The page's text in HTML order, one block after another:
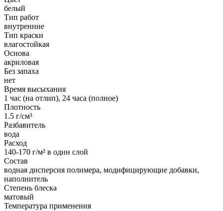
белый
Тип работ
внутренние
Тип краски
влагостойкая
Основа
акриловая
Без запаха
нет
Время высыхания
1 час (на отлип), 24 часа (полное)
Плотность
1.5 г/см³
Разбавитель
вода
Расход
140-170 г/м² в один слой
Состав
водная дисперсия полимера, модифицирующие добавки,
наполнитель
Степень блеска
матовый
Температура применения